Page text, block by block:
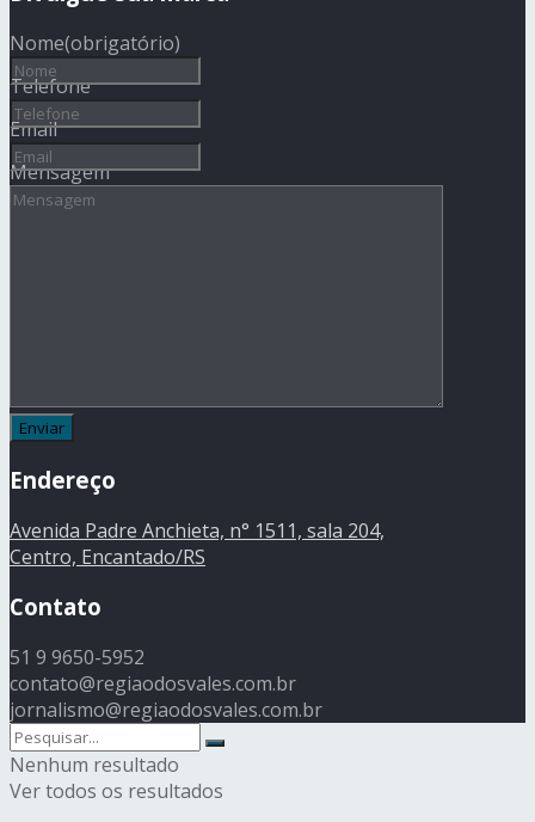
Nome(obrigatório)
Telefone
Email
Mensagem
Endereço
Avenida Padre Anchieta, n° 1511, sala 204,
Centro, Encantado/RS
Contato
51 9 9650-5952
contato@regiaodosvales.com.br
jornalismo@regiaodosvales.com.br
Nenhum resultado
Ver todos os resultados